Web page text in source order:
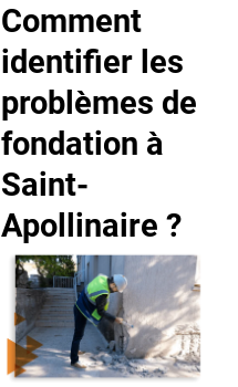
Comment
identifier les
problèmes de
fondation à
Saint-
Apollinaire ?